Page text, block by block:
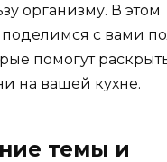
организму. В этом
с вами
помогут
на вашей кухне.
темы и